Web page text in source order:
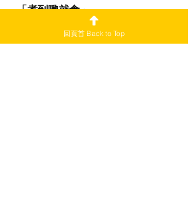
「煮到嚟就食」
「佛系」的 Mandy，面對改變顯得非
常從容，她預了在不同的地方便會有
回頁首 Back to Top